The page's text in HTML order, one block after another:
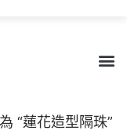
“蓮花造型隔珠”